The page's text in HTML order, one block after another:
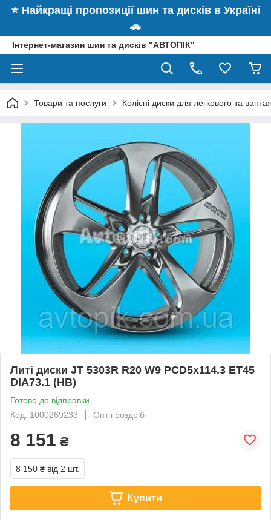
⭐️ Найкращі пропозиції шин та дисків в Україні
🚗
Інтернет-магазин шин та дисків "АВТОПІК"
Товари та послуги Колісні диски для легкового та
Литі диски JT 5303R R20 W9 PCD5x114.3 ET45
DIA73.1 (HB)
Готово до відправки
Код: 1000269233
Опт і роздріб
8 151 ₴
8 150 ₴ від 2 шт.
Купити